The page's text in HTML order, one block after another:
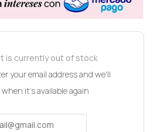
is currently out of stock
your email address and we'll
it's available again